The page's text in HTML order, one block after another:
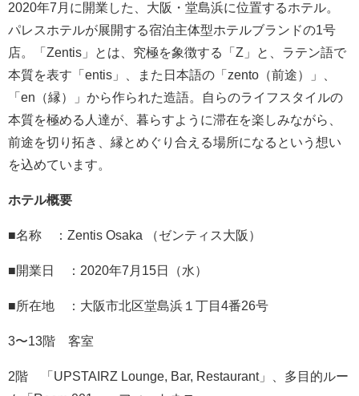
2020年7月に開業した、大阪・堂島浜に位置するホテル。
パレスホテルが展開する宿泊主体型ホテルブランドの1号
店。「Zentis」とは、究極を象徴する「Z」と、ラテン語で
本質を表す「entis」、また日本語の「zento（前途）」、
「en（縁）」から作られた造語。自らのライフスタイルの
本質を極める人達が、暮らすように滞在を楽しみながら、
前途を切り拓き、縁とめぐり合える場所になるという想い
を込めています。
ホテル概要
■名称 ：Zentis Osaka （ゼンティス大阪）
■開業日 ：2020年7月15日（水）
■所在地 ：大阪市北区堂島浜１丁目4番26号
3〜13階 客室
2階 「UPSTAIRZ Lounge, Bar, Restaurant」、多目的ルー